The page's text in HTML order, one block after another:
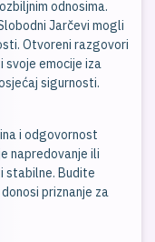
odnosima.
Jarčevi mogli
Otvoreni razgovori
svoje emocije iza
sigurnosti.
i odgovornost
napredovanje ili
stabilne. Budite
priznanje za